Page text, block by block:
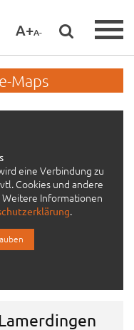
A+A-
Maps
eine Verbindung zu
Cookies und andere
Informationen
.